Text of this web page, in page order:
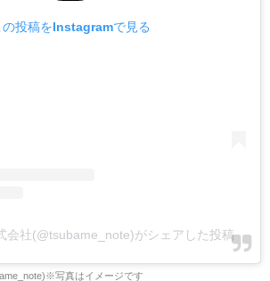
の投稿をInstagramで見る
会社(@tsubame_note)がシェアした投稿
写真はイメージです